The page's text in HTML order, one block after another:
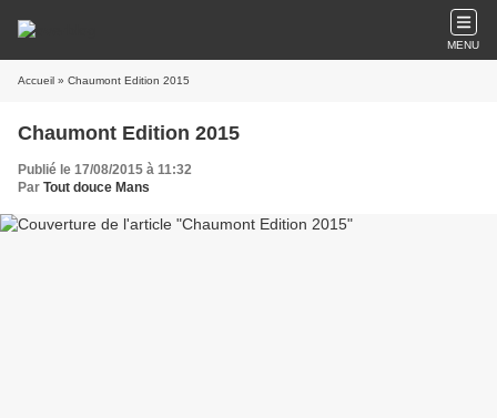
MENU
Accueil » Chaumont Edition 2015
Chaumont Edition 2015
Publié le 17/08/2015 à 11:32
Par Tout douce Mans